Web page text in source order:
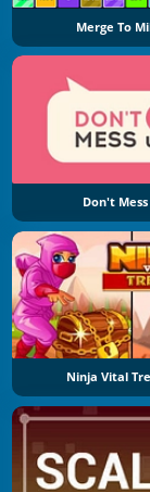
Merge To
Don't Mess
Ninja Vital